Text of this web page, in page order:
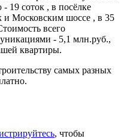
19 соток , в посёлке
и Московским шоссе , в 35
всего
- 5,1 млн.руб.,
квартиры.
самых разных
, чтобы